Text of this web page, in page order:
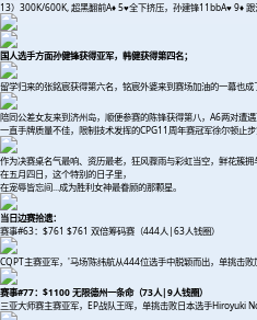
13）300K/600K, 超黑翻前A♦ 5♥全下挤压，孙建锋11bbA♥ 9♦
国人选手方面孙健锋获得亚军，韩健获得第四名；
留学归来的张銘宸获得第六名，铭宸外婆来到赛场加油的一幕也成
陪同公差女友来到济州岛，顺便参赛的陈锋获得第八，A6两对遭
一直手牌质量不佳，限制技术发挥的CPG11周年赛冠军徐尔顿止步
作为决赛桌名气最响、资历最老，狂风骤雨与彩虹当空，鲜花簇拥
在五月四日，这个特别的日子里，
在宠辱皆忘间...成为胜利女神最眷顾的那颗星。
当日边赛拾遗：
赛事#63：$761 $761 双倍筹码赛（444人|63人钱圈）
CQPT主赛亚军，'马场’陈纬航从444位选手中脱颖而出，单挑击
赛事#77：$1100 无限德州一条命（73人|9人钱圈）
三亚大师赛主赛亚军，EP战队王晖，单挑击败日本选手Hiroyuki